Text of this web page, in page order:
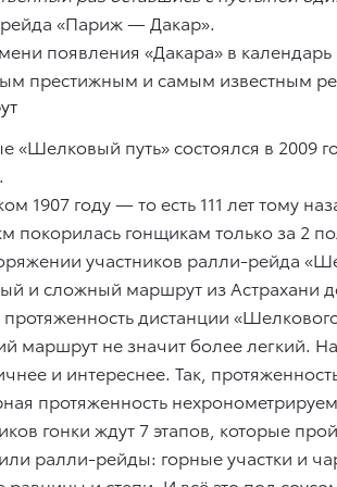
«Париж — Дакар».
появления «Дакара» в
престижным и самым известным
«Шелковый путь» состоялся в 2009
1907 году — то есть 111 лет тому
покорилась гонщикам только за 2
участников ралли-рейда
и сложный маршрут из Астрахани
дистанции
маршрут не значит более легкий.
и интереснее. Так,
протяженность
гонки ждут 7 этапов, которые
ралли-рейды: горные участки и